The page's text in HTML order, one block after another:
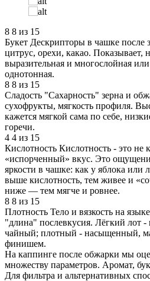
8 8 из 15
Букет Дескрипторы в чашке после
цитрус, орехи, какао. Показывает,
выразительная и многослойная
однотонная.
8 8 из 15
Сладость "Сахарность" зерна и
сухофрукты, мягкость профиля.
кажется мягкой сама по себе,
горечи.
4 4 из 15
Кислотность Кислотность - это не
«испорченный» вкус. Это
яркости в чашке: как у яблока или
выше кислотность, тем живее и
ниже — тем мягче и ровнее.
8 8 из 15
Плотность Тело и вязкость на
"длина" послевкусия. Лёгкий лот -
чайный; плотный - насыщенный,
финишем.
На каппинге после обжарки мы
множеству параметров. Аромат,
Для фильтра и альтернативных